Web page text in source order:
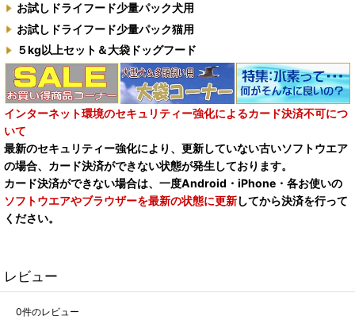
お試しドライフード少量パック犬用
お試しドライフード少量パック猫用
５kg以上セット＆大袋ドッグフード
インターネット環境のセキュリティー強化によるカード決済不可につ
いて
最新のセキュリティー強化により、更新していない古いソフトウエア
の場合、カード決済ができない状態が発生しております。
カード決済ができない場合は、一度Android・iPhone・各お使いの
ソフトウエアやブラウザーを最新の状態に更新してから決済を行って
ください。
レビュー
0件のレビュー